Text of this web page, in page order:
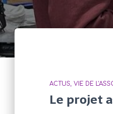
ACTUS VIE DE
Le projet